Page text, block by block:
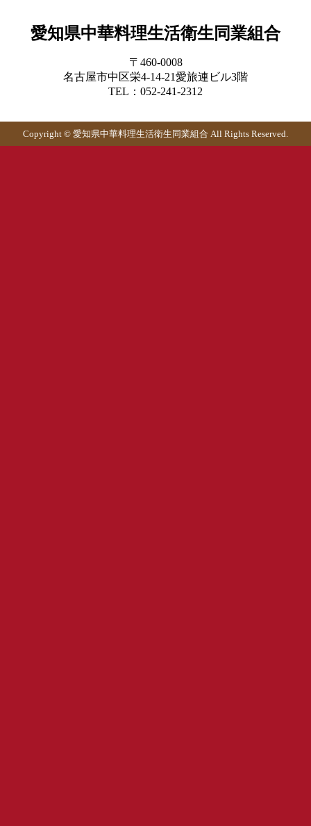
愛知県中華料理生活衛生同業組合
〒460-0008
名古屋市中区栄4-14-21愛旅連ビル3階
TEL：052-241-2312
Copyright © 愛知県中華料理生活衛生同業組合 All Rights Reserved.